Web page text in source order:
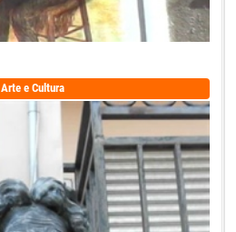
Arte e Cultura